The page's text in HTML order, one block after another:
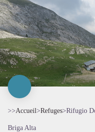
>>Accueil>Refuges>Rifugio
Briga Alta